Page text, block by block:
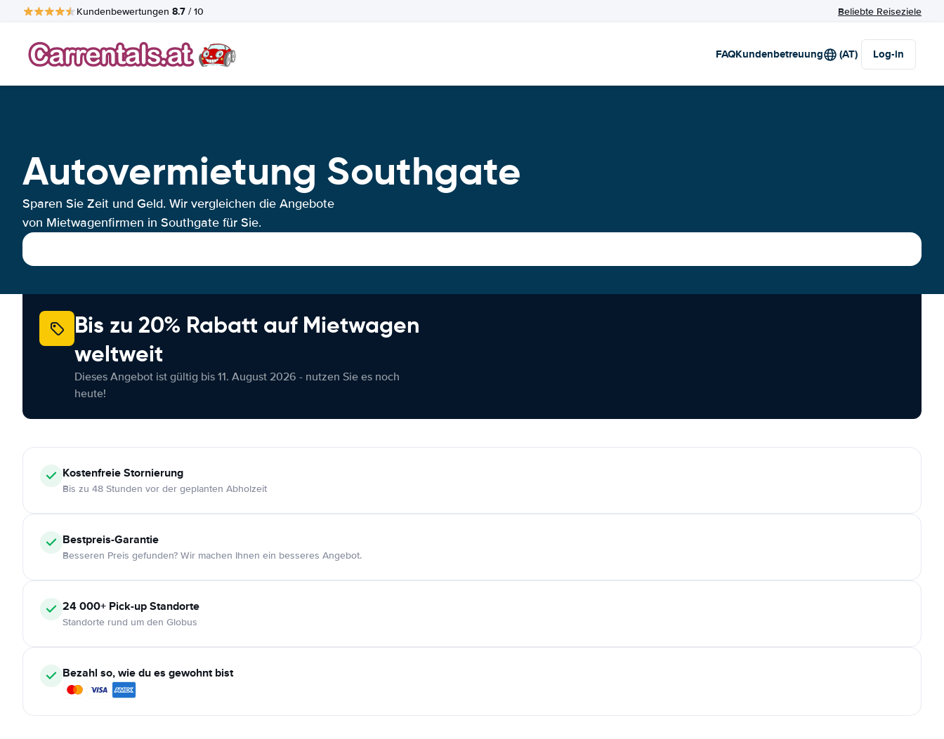
Kundenbewertungen 8.7 / 10 Beliebte Reiseziele
FAQKundenbetreuung (AT) Log-in
Autovermietung Southgate
Sparen Sie Zeit und Geld. Wir vergleichen die Angebote
von Mietwagenfirmen in Southgate für Sie.
Bis zu 20% Rabatt auf Mietwagen
weltweit
Dieses Angebot ist gültig bis 11. August 2026 - nutzen Sie es noch
heute!
KostenfreieStornierung
Bis zu 48 Stunden vor der geplanten Abholzeit
Bestpreis-Garantie
Besseren Preis gefunden? Wir machen Ihnen ein besseres Angebot.
24 000+ Pick-up Standorte
Standorte rund um den Globus
Bezahl so, wie du es gewohnt bist